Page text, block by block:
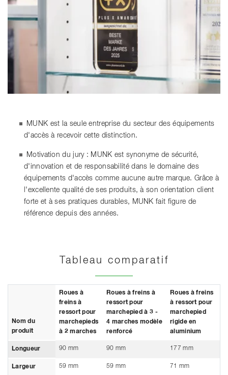
MUNK est la seule entreprise du secteur des équipements
d'accès à recevoir cette distinction.
Motivation du jury : MUNK est synonyme de sécurité,
d'innovation et de responsabilité dans le domaine des
équipements d'accès comme aucune autre marque. Grâce à
l'excellente qualité de ses produits, à son orientation client
forte et à ses pratiques durables, MUNK fait figure de
référence depuis des années.
Tableau comparatif
Nom du
produit
Roues à
freins à
ressort pour
marchepieds
à 2 marches
Roues à freins à
ressort pour
marchepied à 3 -
4 marches modèle
renforcé
Roues à freins
à ressort pour
marchepied
rigide en
aluminium
Longueur 90 mm 90 mm 177 mm
Largeur 59 mm 59 mm 71 mm